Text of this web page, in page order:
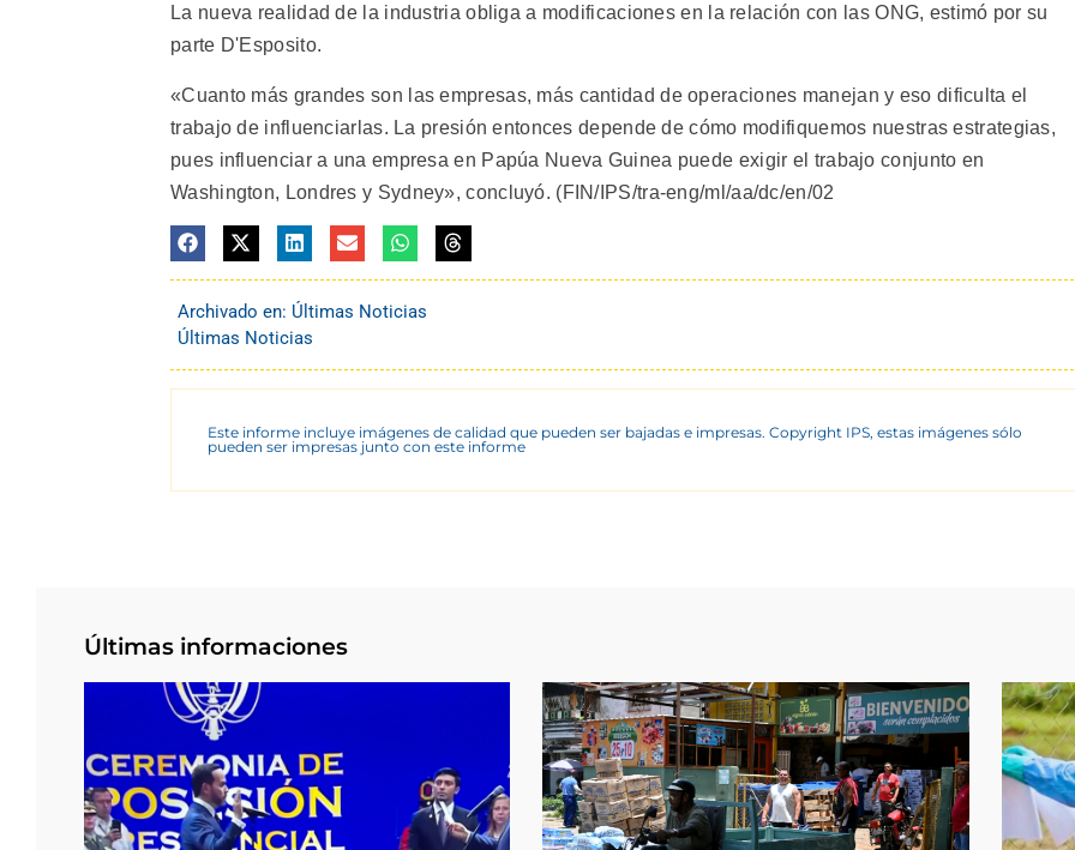
La nueva realidad de la industria obliga a modificaciones en la relación con las ONG, estimó por su
parte D'Esposito.
«Cuanto más grandes son las empresas, más cantidad de operaciones manejan y eso dificulta el
trabajo de influenciarlas. La presión entonces depende de cómo modifiquemos nuestras estrategias,
pues influenciar a una empresa en Papúa Nueva Guinea puede exigir el trabajo conjunto en
Washington, Londres y Sydney», concluyó. (FIN/IPS/tra-eng/ml/aa/dc/en/02
Archivado en: Últimas Noticias
Últimas Noticias
Este informe incluye imágenes de calidad que pueden ser bajadas e impresas. Copyright IPS, estas imágenes sólo
pueden ser impresas junto con este informe
Últimas informaciones